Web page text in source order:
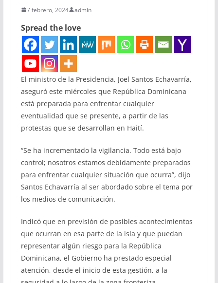
7 febrero, 2024 admin
Spread the love
El ministro de la Presidencia, Joel Santos Echavarría,
aseguró este miércoles que República Dominicana
está preparada para enfrentar cualquier
eventualidad que se presente, a partir de las
protestas que se desarrollan en Haití.
“Se ha incrementado la vigilancia. Todo está bajo
control; nosotros estamos debidamente preparados
para enfrentar cualquier situación que ocurra”, dijo
Santos Echavarría al ser abordado sobre el tema por
los medios de comunicación.
Indicó que en previsión de posibles acontecimientos
que ocurran en esa parte de la isla y que puedan
representar algún riesgo para la República
Dominicana, el Gobierno ha prestado especial
atención, desde el inicio de esta gestión, a la